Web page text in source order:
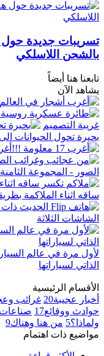
بالشحن اللاسلكي
تابعنا هنا أيضاً
يشاهد الآن
غريبة التصميم
بحيرة تحول الحيوانات
أغرب
الصور - المجموعة الثامنة
ساقه اثناء الملاكمة
الشاشات الثلاثة
الذاتي لسياراتها
الأقسام الرئيسية
أخبار عجيبة20 غرائب
حوادث ووقائع17
ولماذا؟5 من هنا وهناك9
مواضيع ذات اهتمام